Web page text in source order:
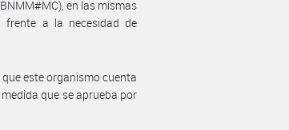
en las mismas
frente a la necesidad de
que este organismo cuenta
que se aprueba por